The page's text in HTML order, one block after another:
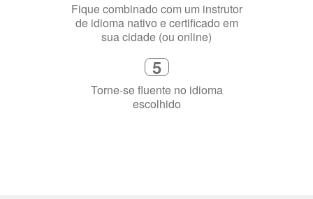
Fique combinado com um instrutor
de idioma nativo e certificado em
sua cidade (ou online)
5
Torne-se fluente no idioma
escolhido